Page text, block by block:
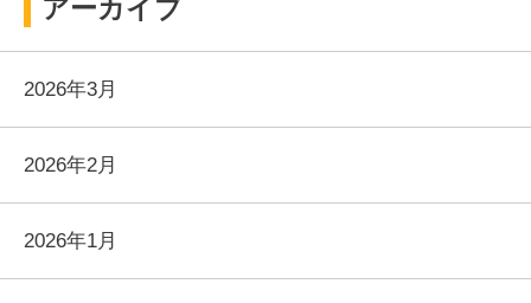
アーカイブ
2026年3月
2026年2月
2026年1月